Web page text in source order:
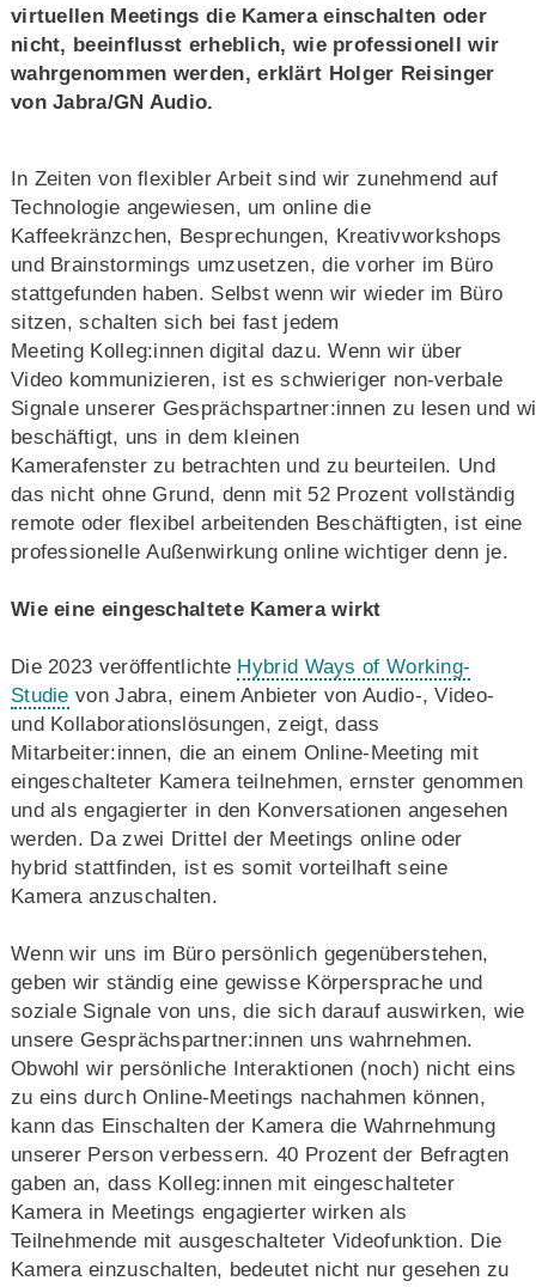
virtuellen Meetings die Kamera einschalten oder
nicht, beeinflusst erheblich, wie professionell wir
wahrgenommen werden, erklärt Holger Reisinger
von Jabra/GN Audio.
In Zeiten von flexibler Arbeit sind wir zunehmend auf
Technologie angewiesen, um online die
Kaffeekränzchen, Besprechungen, Kreativworkshops
und Brainstormings umzusetzen, die vorher im Büro
stattgefunden haben. Selbst wenn wir wieder im Büro
sitzen, schalten sich bei fast jedem
Meeting Kolleg:innen digital dazu. Wenn wir über
Video kommunizieren, ist es schwieriger non-verbale
Signale unserer Gesprächspartner:innen zu lesen und
beschäftigt, uns in dem kleinen
Kamerafenster zu betrachten und zu beurteilen. Und
das nicht ohne Grund, denn mit 52 Prozent vollständig
remote oder flexibel arbeitenden Beschäftigten, ist eine
professionelle Außenwirkung online wichtiger denn je.
Wie eine eingeschaltete Kamera wirkt
Die 2023 veröffentlichte Hybrid Ways of Working-
Studie von Jabra, einem Anbieter von Audio-, Video-
und Kollaborationslösungen, zeigt, dass
Mitarbeiter:innen, die an einem Online-Meeting mit
eingeschalteter Kamera teilnehmen, ernster genommen
und als engagierter in den Konversationen angesehen
werden. Da zwei Drittel der Meetings online oder
hybrid stattfinden, ist es somit vorteilhaft seine
Kamera anzuschalten.
Wenn wir uns im Büro persönlich gegenüberstehen,
geben wir ständig eine gewisse Körpersprache und
soziale Signale von uns, die sich darauf auswirken, wie
unsere Gesprächspartner:innen uns wahrnehmen.
Obwohl wir persönliche Interaktionen (noch) nicht eins
zu eins durch Online-Meetings nachahmen können,
kann das Einschalten der Kamera die Wahrnehmung
unserer Person verbessern. 40 Prozent der Befragten
gaben an, dass Kolleg:innen mit eingeschalteter
Kamera in Meetings engagierter wirken als
Teilnehmende mit ausgeschalteter Videofunktion. Die
Kamera einzuschalten, bedeutet nicht nur gesehen zu